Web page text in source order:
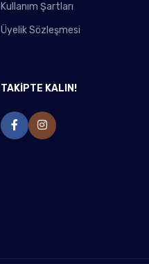
Kullanım Şartları
Üyelik Sözleşmesi
TAKİPTE KALIN!